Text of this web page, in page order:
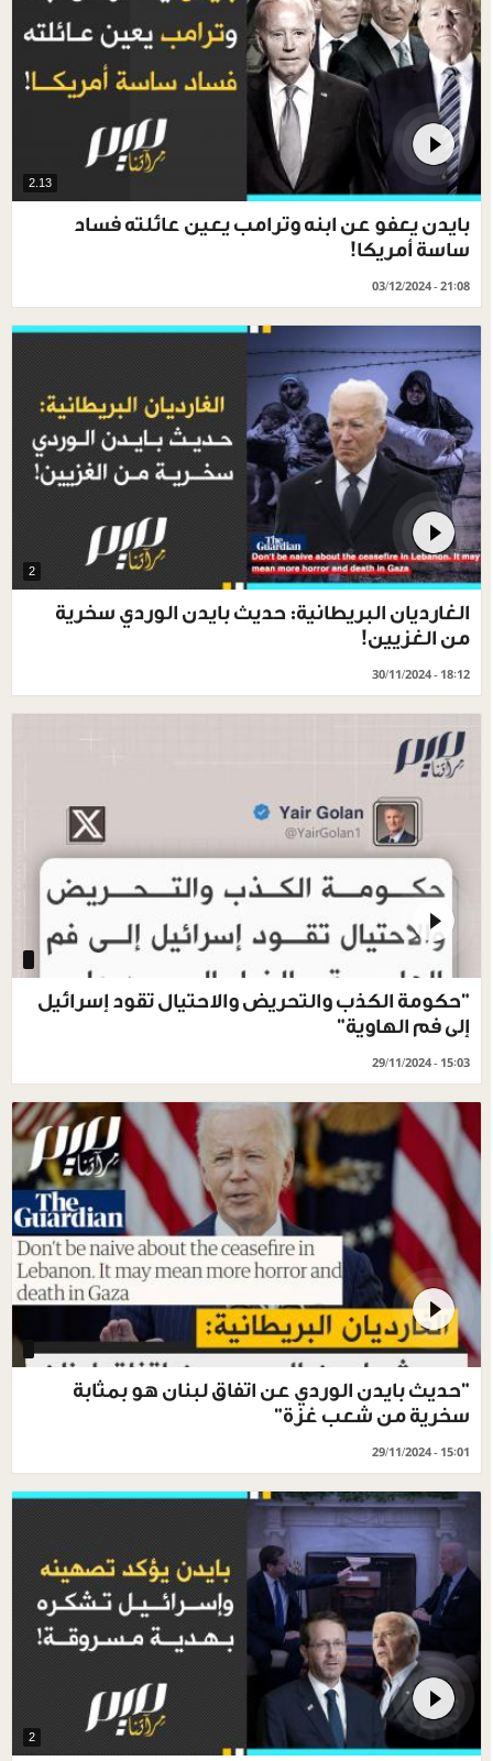
2.13
بايدن يعفو عن ابنه وترامب يعين عائلته فساد
ساسة أمريكا!
03/12/2024 - 21:08
2
الغارديان البريطانية: حديث بايدن الوردي سخرية
من الغزيين!
30/11/2024 - 18:12
"حكومة الكذب والتحريض والاحتيال تقود إسرائيل
إلى فم الهاوية"
29/11/2024 - 15:03
"حديث ‎بايدن الوردي عن اتفاق ‎لبنان هو بمثابة
سخرية من شعب ‎غزة"
29/11/2024 - 15:01
2